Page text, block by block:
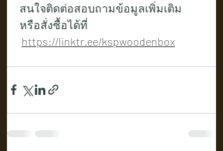
สนใจติดต่อสอบถามข้อมูลเพิ่มเติม
หรือสั่งซื้อได้ที่
https://linktr.ee/kspwoodenbox